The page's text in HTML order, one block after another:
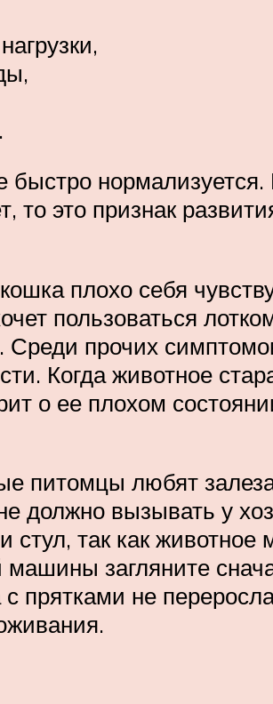
быстро
то это признак
плохо себя
пользоваться
Среди прочих
Когда животное
о ее плохом
питомцы любят
должно вызывать у
стул, так как
загляните
прятками не